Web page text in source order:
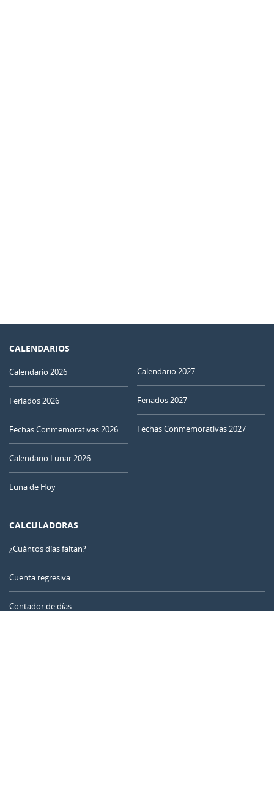
CALENDARIOS
Calendario 2026
Feriados 2026
Fechas Conmemorativas 2026
Calendario Lunar 2026
Luna de Hoy
Calendario 2027
Feriados 2027
Fechas Conmemorativas 2027
CALCULADORAS
¿Cuántos días faltan?
Cuenta regresiva
Contador de días